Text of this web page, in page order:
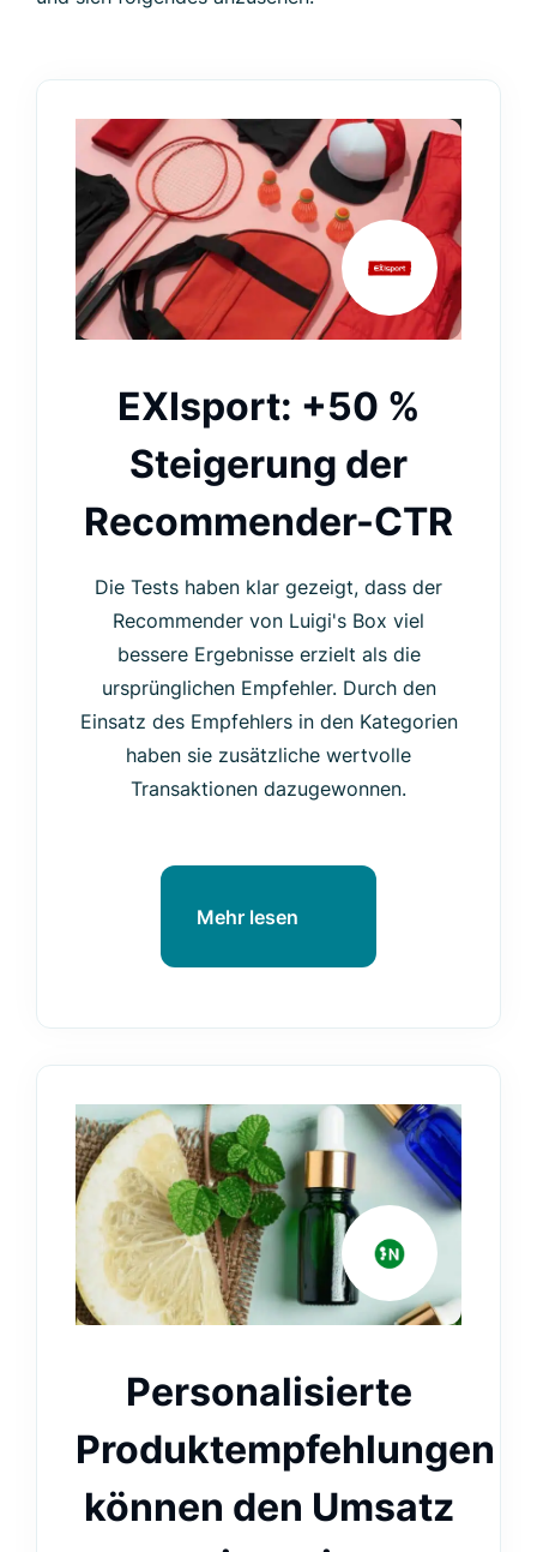
EXIsport: +50 %
Steigerung der
Recommender-CTR
Die Tests haben klar gezeigt, dass der
Recommender von Luigi's Box viel
bessere Ergebnisse erzielt als die
ursprünglichen Empfehler. Durch den
Einsatz des Empfehlers in den Kategorien
haben sie zusätzliche wertvolle
Transaktionen dazugewonnen.
Mehr lesen
Personalisierte
Produktempfehlungen
können den Umsatz